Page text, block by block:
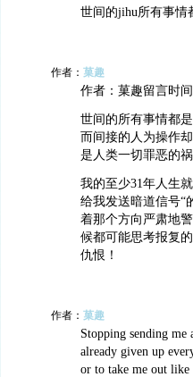
世间的jihu所有事情
作者： 菓趣
作者：菓趣留言时
世间的所有事情都
而间接的人为操作
是人类一切罪恶的
我的至少31年人生
给我发送暗道信号“
着那个方向严肃地
候都可能思考报复
仇恨！
作者： 菓趣
Stopping sending me
already given up
or to take me out